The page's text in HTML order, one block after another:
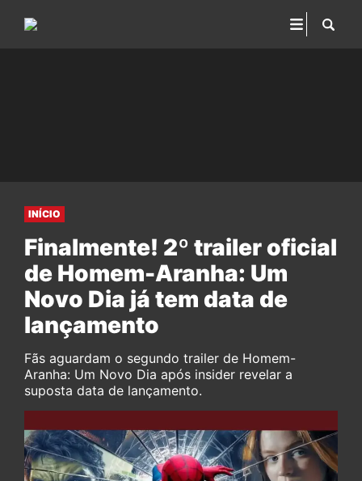
INÍCIO
Finalmente! 2º trailer oficial
de Homem-Aranha: Um
Novo Dia já tem data de
lançamento
Fãs aguardam o segundo trailer de Homem-
Aranha: Um Novo Dia após insider revelar a
suposta data de lançamento.